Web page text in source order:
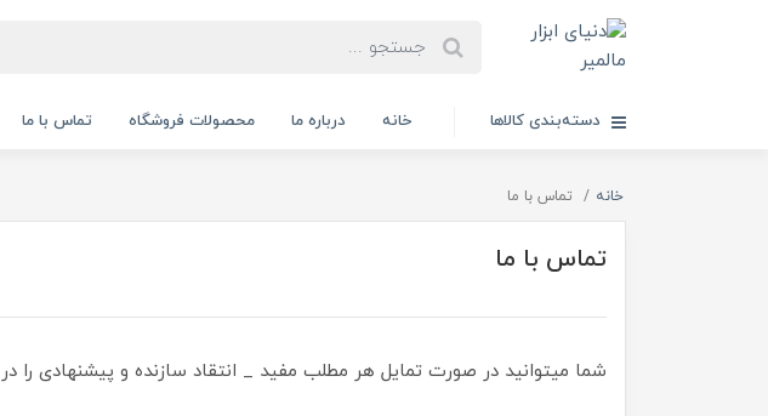
دسته‌بندی کالاها خانه درباره ما محصولات فروشگاه تماس با ما
خانه تماس با ما
تماس با ما
شما میتوانید در صورت تمایل هر مطلب مفید _ انتقاد سازنده و پیشنهادی را